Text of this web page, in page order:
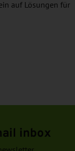
auf Lösungen für
inbox